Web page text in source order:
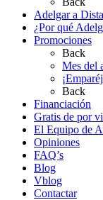
Adelgar a
¿Por qué
Promociones
Back
Mes del
Back
Financiación
Gratis de por
El Equipo de
Opiniones
FAQ’s
Blog
Vblog
Contactar